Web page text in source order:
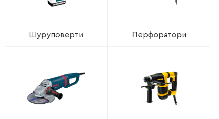
Шуруповерти Перфоратори